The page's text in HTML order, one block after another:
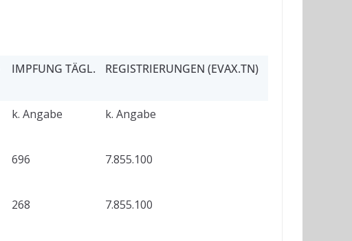
IMPFUNG TÄGL. REGISTRIERUNGEN (EVAX.TN)
k. Angabe k. Angabe
696 7.855.100
268 7.855.100